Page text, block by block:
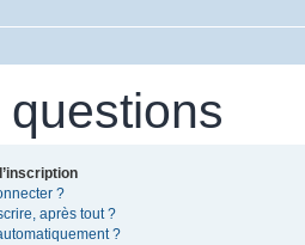
?
après tout ?
?